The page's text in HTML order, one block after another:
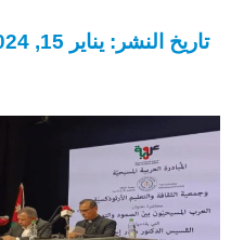
تاريخ النشر: يناير 15, 2024 9:03 م